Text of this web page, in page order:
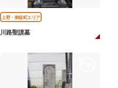
上野・御徒町エリア
川路聖謨墓